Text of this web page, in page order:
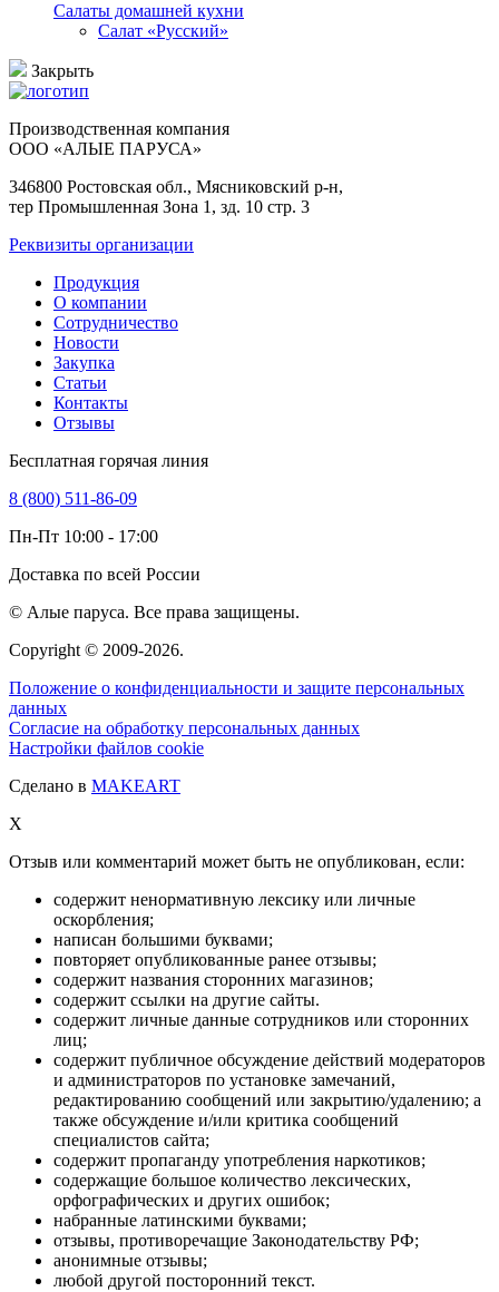
Салаты домашней кухни
Салат «Русский»
Закрыть
Производственная компания
ООО «АЛЫЕ ПАРУСА»
346800 Ростовская обл., Мясниковский р-н,
тер Промышленная Зона 1, зд. 10 стр. 3
Реквизиты организации
Продукция
О компании
Сотрудничество
Новости
Закупка
Статьи
Контакты
Отзывы
Бесплатная горячая линия
8 (800) 511-86-09
Пн-Пт 10:00 - 17:00
Доставка по всей России
© Алые паруса. Все права защищены.
Copyright © 2009-2026.
Положение о конфиденциальности и защите персональных
данных
Согласие на обработку персональных данных
Настройки файлов cookie
Сделано в MAKEART
X
Отзыв или комментарий может быть не опубликован, если:
содержит ненормативную лексику или личные
оскорбления;
написан большими буквами;
повторяет опубликованные ранее отзывы;
содержит названия сторонних магазинов;
содержит ссылки на другие сайты.
содержит личные данные сотрудников или сторонних
лиц;
содержит публичное обсуждение действий модераторов
и администраторов по установке замечаний,
редактированию сообщений или закрытию/удалению; а
также обсуждение и/или критика сообщений
специалистов сайта;
содержит пропаганду употребления наркотиков;
содержащие большое количество лексических,
орфографических и других ошибок;
набранные латинскими буквами;
отзывы, противоречащие Законодательству РФ;
анонимные отзывы;
любой другой посторонний текст.